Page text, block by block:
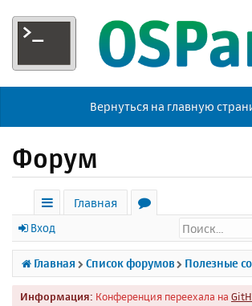
Вернуться на главную
Форум
с
ы
л
к
Главная
р
у
м
Вход
Главная Список форумов Полезные
Информация: Конференция переехала на